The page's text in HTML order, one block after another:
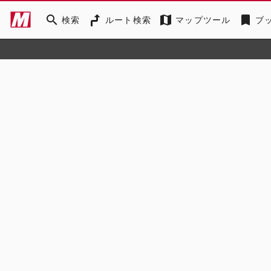
search 検索 ルート検索 map マップツール bookmark ブ